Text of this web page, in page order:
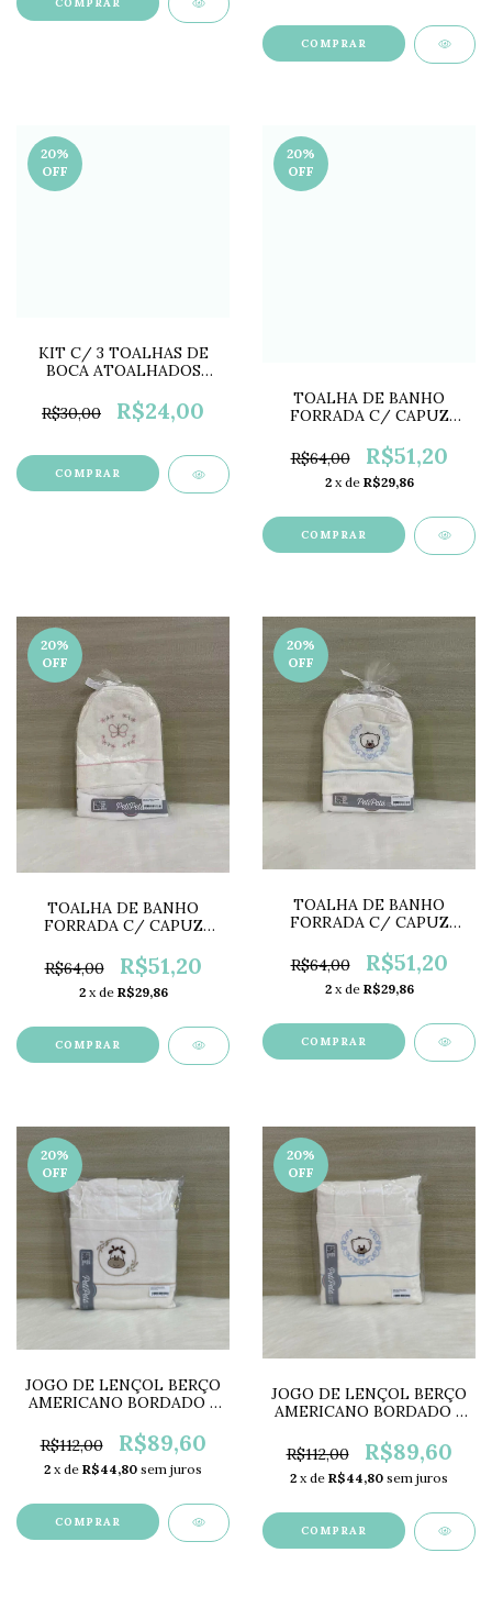
20%
OFF
KIT C/ 3 TOALHAS DE
BOCA ATOALHADOS
PP0773E
R$30,00 R$24,00
20%
OFF
TOALHA DE BANHO
FORRADA C/ CAPUZ
PP0754D
R$64,00 R$51,20
2 x de R$29,86
20%
OFF
TOALHA DE BANHO
FORRADA C/ CAPUZ
PP0754C
R$64,00 R$51,20
2 x de R$29,86
20%
OFF
TOALHA DE BANHO
FORRADA C/ CAPUZ
PP0754A
R$64,00 R$51,20
2 x de R$29,86
20%
OFF
JOGO DE LENÇOL BERÇO
AMERICANO BORDADO 3
PP0790D
R$112,00 R$89,60
2 x de R$44,80 sem juros
COMPRAR
20%
OFF
JOGO DE LENÇOL BERÇO
AMERICANO BORDADO 3
PP0790A
R$112,00 R$89,60
2 x de R$44,80 sem juros
COMPRAR